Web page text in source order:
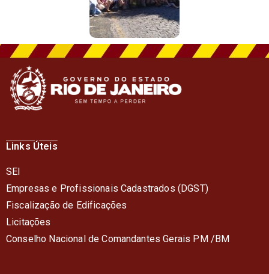
Links Úteis
SEI
Empresas e Profissionais Cadastrados (DGST)
Fiscalização de Edificações
Licitações
Conselho Nacional de Comandantes Gerais PM /BM